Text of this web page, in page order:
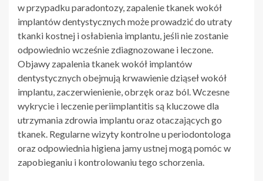
w przypadku paradontozy, zapalenie tkanek wokół
implantów dentystycznych może prowadzić do utraty
tkanki kostnej i osłabienia implantu, jeśli nie zostanie
odpowiednio wcześnie zdiagnozowane i leczone.
Objawy zapalenia tkanek wokół implantów
dentystycznych obejmują krwawienie dziąseł wokół
implantu, zaczerwienienie, obrzęk oraz ból. Wczesne
wykrycie i leczenie periimplantitis są kluczowe dla
utrzymania zdrowia implantu oraz otaczających go
tkanek. Regularne wizyty kontrolne u periodontologa
oraz odpowiednia higiena jamy ustnej mogą pomóc w
zapobieganiu i kontrolowaniu tego schorzenia.